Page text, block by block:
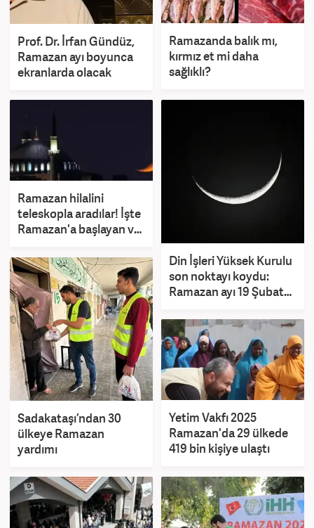
Prof. Dr. İrfan Gündüz,
Ramazan ayı boyunca
ekranlarda olacak
Ramazanda balık mı,
kırmız et mi daha
sağlıklı?
Ramazan hilalini
teleskopla aradılar! İşte
Ramazan'a başlayan ve
Din İşleri Yüksek Kurulu
son noktayı koydu:
Ramazan ayı 19 Şubat
Sadakataşı’ndan 30
ülkeye Ramazan
yardımı
Yetim Vakfı 2025
Ramazan'da 29 ülkede
419 bin kişiye ulaştı